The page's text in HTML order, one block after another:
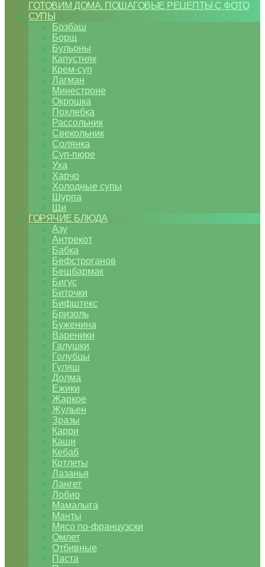
ГОТОВИМ ДОМА. ПОШАГОВЫЕ РЕЦЕПТЫ С ФОТО
СУПЫ
Бозбаш
Борщ
Бульоны
Капустняк
Крем-суп
Лагман
Минестроне
Окрошка
Похлебка
Рассольник
Свекольник
Солянка
Суп-пюре
Уха
Харчо
Холодные супы
Шурпа
Щи
ГОРЯЧИЕ БЛЮДА
Азу
Антрекот
Бабка
Бефстроганов
Бешбармак
Бигус
Биточки
Бифштекс
Бризоль
Буженина
Вареники
Галушки
Голубцы
Гуляш
Долма
Ежики
Жаркое
Жульен
Зразы
Карри
Каши
Кебаб
Котлеты
Лазанья
Лангет
Лобио
Мамалыга
Манты
Мясо по-французски
Омлет
Отбивные
Паста